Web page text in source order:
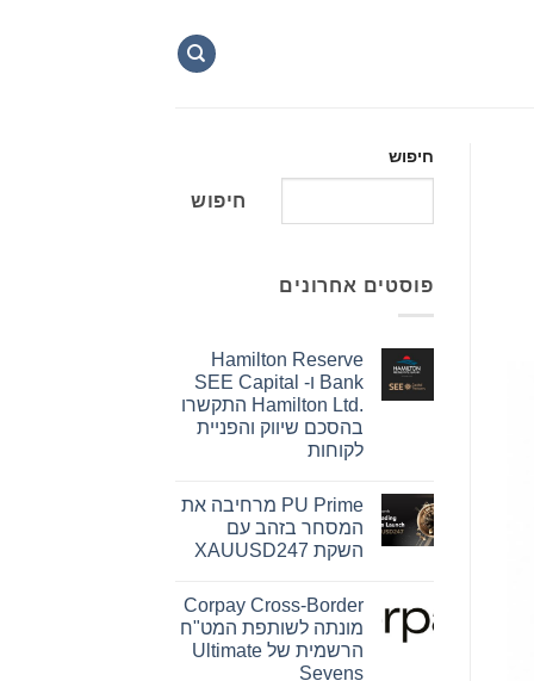
חיפוש
חיפוש
פוסטים אחרונים
Hamilton Reserve
Bank ו- SEE Capital
Hamilton Ltd.‎ התקשרו
בהסכם שיווק והפניית
לקוחות
על
Hamilton
Reserve
Bank
Capital
Hamilton
Ltd.‎
התקשרו
בהסכם
שיווק
PU Prime מרחיבה את
המסחר בזהב עם
השקת XAUUSD247
על
PU
Prime
מרחיבה
את
Corpay Cross-Border
מונתה לשותפת המט"ח
הרשמית של Ultimate
Sevens